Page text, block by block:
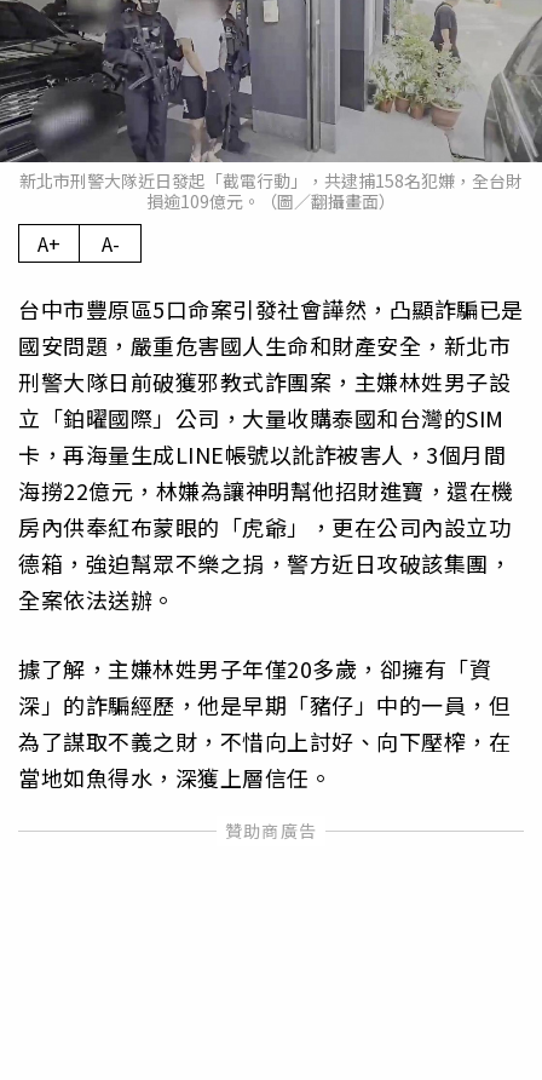
新北市刑警大隊近日發起「截電行動」，共逮捕158名犯嫌，全台財
損逾109億元。（圖／翻攝畫面）
A+ A-
台中市豐原區5口命案引發社會譁然，凸顯詐騙已是
國安問題，嚴重危害國人生命和財產安全，新北市
刑警大隊日前破獲邪教式詐團案，主嫌林姓男子設
立「鉑曜國際」公司，大量收購泰國和台灣的SIM
卡，再海量生成LINE帳號以訛詐被害人，3個月間
海撈22億元，林嫌為讓神明幫他招財進寶，還在機
房內供奉紅布蒙眼的「虎爺」，更在公司內設立功
德箱，強迫幫眾不樂之捐，警方近日攻破該集團，
全案依法送辦。
據了解，主嫌林姓男子年僅20多歲，卻擁有「資
深」的詐騙經歷，他是早期「豬仔」中的一員，但
為了謀取不義之財，不惜向上討好、向下壓榨，在
當地如魚得水，深獲上層信任。